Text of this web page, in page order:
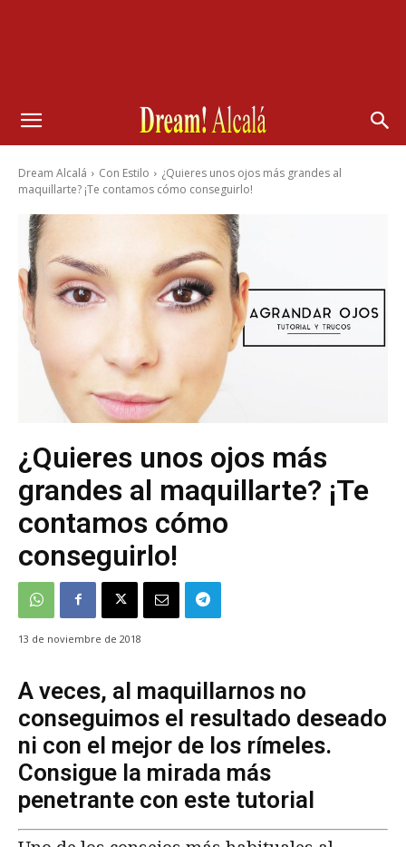
Dream Alcalá Con Estilo
¿Quieres unos ojos más grandes al
maquillarte? ¡Te contamos cómo conseguirlo!
¿Quieres unos ojos más
grandes al maquillarte? ¡Te
contamos cómo
conseguirlo!
13 de noviembre de 2018
A veces, al maquillarnos no
conseguimos el resultado deseado
ni con el mejor de los rímeles.
Consigue la mirada más
penetrante con este tutorial